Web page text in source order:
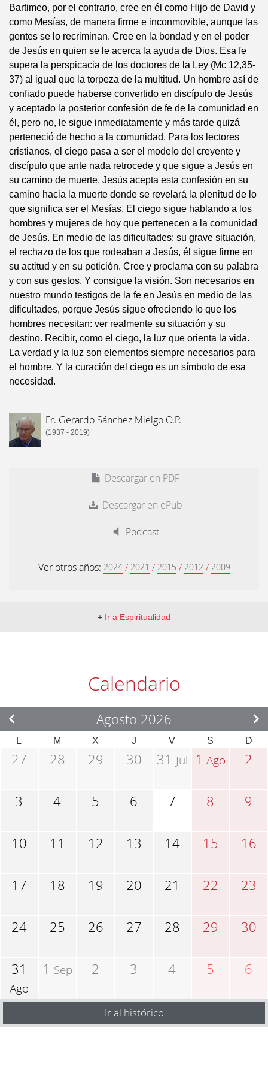
Bartimeo, por el contrario, cree en él como Hijo de David y
como Mesías, de manera firme e inconmovible, aunque las
gentes se lo recriminan. Cree en la bondad y en el poder
de Jesús en quien se le acerca la ayuda de Dios. Esa fe
supera la perspicacia de los doctores de la Ley (Mc 12,35-
37) al igual que la torpeza de la multitud. Un hombre así de
confiado puede haberse convertido en discípulo de Jesús
y aceptado la posterior confesión de fe de la comunidad en
él, pero no, le sigue inmediatamente y más tarde quizá
perteneció de hecho a la comunidad. Para los lectores
cristianos, el ciego pasa a ser el modelo del creyente y
discípulo que ante nada retrocede y que sigue a Jesús en
su camino de muerte. Jesús acepta esta confesión en su
camino hacia la muerte donde se revelará la plenitud de lo
que significa ser el Mesías. El ciego sigue hablando a los
hombres y mujeres de hoy que pertenecen a la comunidad
de Jesús. En medio de las dificultades: su grave situación,
el rechazo de los que rodeaban a Jesús, él sigue firme en
su actitud y en su petición. Cree y proclama con su palabra
y con sus gestos. Y consigue la visión. Son necesarios en
nuestro mundo testigos de la fe en Jesús en medio de las
dificultades, porque Jesús sigue ofreciendo lo que los
hombres necesitan: ver realmente su situación y su
destino. Recibir, como el ciego, la luz que orienta la vida.
La verdad y la luz son elementos siempre necesarios para
el hombre. Y la curación del ciego es un símbolo de esa
necesidad.
Fr. Gerardo Sánchez Mielgo O.P.
(1937 - 2019)
Descargar en PDF
Descargar en ePub
Podcast
Ver otros años: 2024 / 2021 / 2015 / 2012 / 2009
+ Ir a Espiritualidad
Calendario
Agosto 2026
L M X J V S D
27 28 29 30 31 Jul 1Ago 2
3 4 5 6 7 8 9
10 11 12 13 14 15 16
17 18 19 20 21 22 23
24 25 26 27 28 29 30
31
Ago
1 Sep 2 3 4 5 6
Ir al histórico